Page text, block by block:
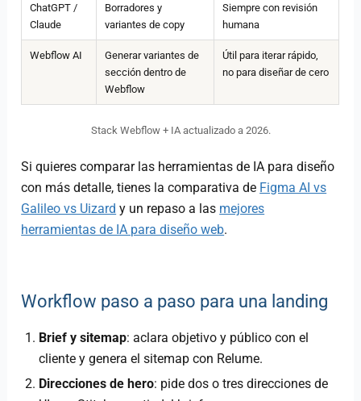
ChatGPT /
Claude
Borradores y
variantes de copy
Siempre con revisión
humana
Webflow AI
Generar variantes de
sección dentro de
Webflow
Útil para iterar rápido,
no para diseñar de cero
Stack Webflow + IA actualizado a 2026.
Si quieres comparar las herramientas de IA para diseño
con más detalle, tienes la comparativa de Figma AI vs
Galileo vs Uizard y un repaso a las mejores
herramientas de IA para diseño web.
Workflow paso a paso para una landing
Brief y sitemap: aclara objetivo y público con el
cliente y genera el sitemap con Relume.
Direcciones de hero: pide dos o tres direcciones de